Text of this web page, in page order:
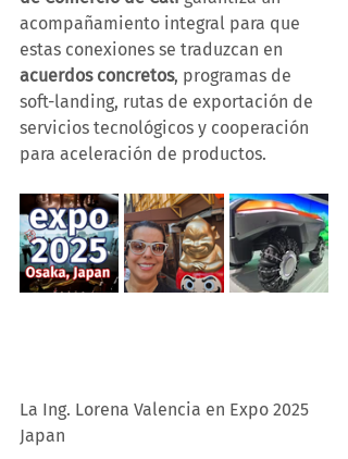
acompañamiento integral para que
estas conexiones se traduzcan en
acuerdos concretos, programas de
soft-landing, rutas de exportación de
servicios tecnológicos y cooperación
para aceleración de productos.
La Ing. Lorena Valencia en Expo 2025
Japan